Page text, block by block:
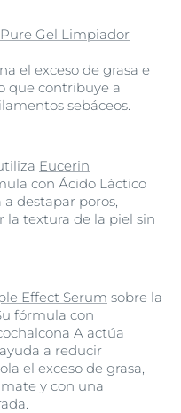
Gel Limpiador
el exceso de grasa e
que contribuye a
sebáceos.
Eucerin
con Ácido Láctico
destapar poros,
la textura de la piel sin
Effect Serum sobre la
fórmula con
A actúa
a reducir
el exceso de grasa,
y con una